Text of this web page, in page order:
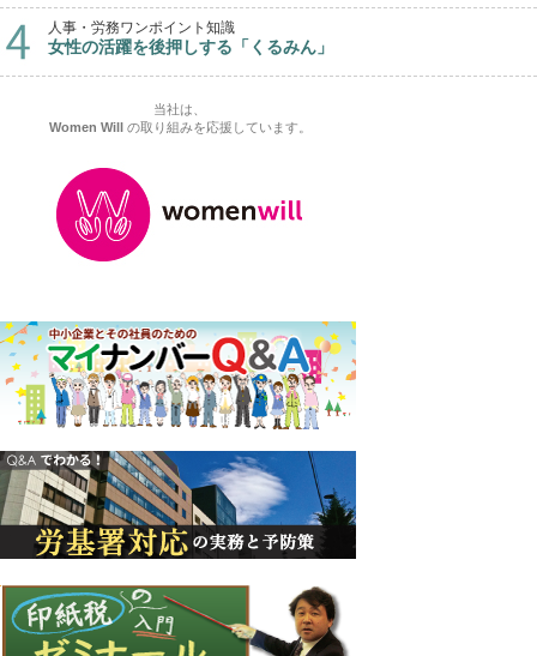
人事・労務ワンポイント知識
女性の活躍を後押しする「くるみん」
当社は、
Women Will
の取り組みを応援しています。